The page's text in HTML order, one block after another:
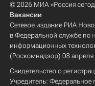
© 2026 МИА «Россия
Вакансии
Сетевое издание РИА
в Федеральной службе по
информационных
(Роскомнадзор) 08 апреля
Свидетельство о
Учредитель: Федеральное